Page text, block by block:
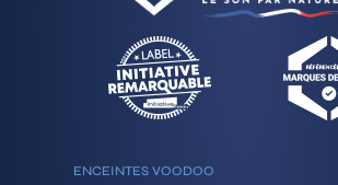
ENCEINTES VOODOO